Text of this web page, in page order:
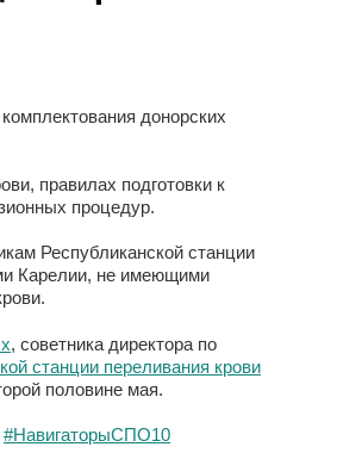
донорских
правилах подготовки к
процедур.
Республиканской станции
Карелии, не имеющими
, советника директора по
станции переливания крови
половине мая.
#НавигаторыСПО10